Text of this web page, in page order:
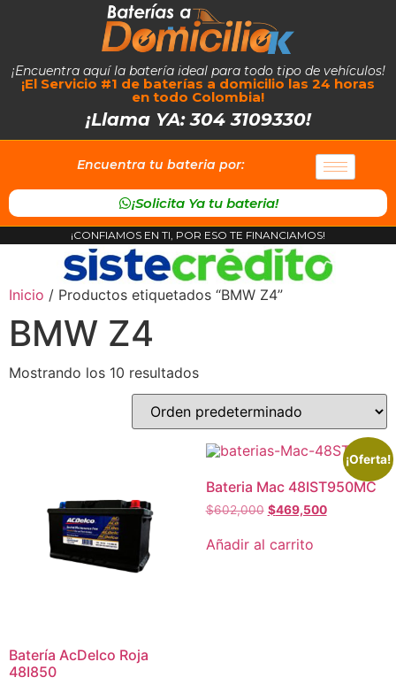
¡Encuentra aquí la batería ideal para todo tipo de vehículos!
¡El Servicio #1 de baterías a domicilio las 24 horas
en todo Colombia!
¡Llama YA: 304 3109330!
Encuentra tu bateria por:
¡Solicita Ya tu bateria!
¡CONFIAMOS EN TI, POR ESO TE FINANCIAMOS!
Inicio / Productos etiquetados “BMW Z4”
BMW Z4
Mostrando los 10 resultados
Batería AcDelco Roja
48I850
¡Oferta!
Bateria Mac 48IST950MC
$602,000 $469,500
Añadir al carrito